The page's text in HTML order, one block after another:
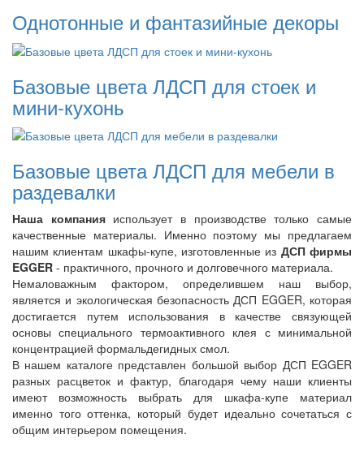
Однотонные и фантазийные декоры
Базовые цвета ЛДСП для стоек и
мини-кухонь
Базовые цвета ЛДСП для мебели в
раздевалки
Наша компанияиспользует в производстве только самые
качественные материалы. Именно поэтому мы предлагаем
нашим клиентам шкафы-купе, изготовленные из ДСП фирмы
EGGER - практичного, прочного и долговечного материала.
Немаловажным фактором, определившем наш выбор,
является и экологическая безопасность ДСП EGGER, которая
достигается путем использования в качестве связующей
основы специального термоактивного клея с минимальной
концентрацией формальдегидных смол.
В нашем каталоге представлен большой выбор ДСП EGGER
разных расцветок и фактур, благодаря чему наши клиенты
имеют возможность выбрать для шкафа-купе материал
именно того оттенка, который будет идеально сочетаться с
общим интерьером помещения.